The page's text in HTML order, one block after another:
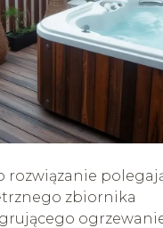
rozwiązanie
zbiornika